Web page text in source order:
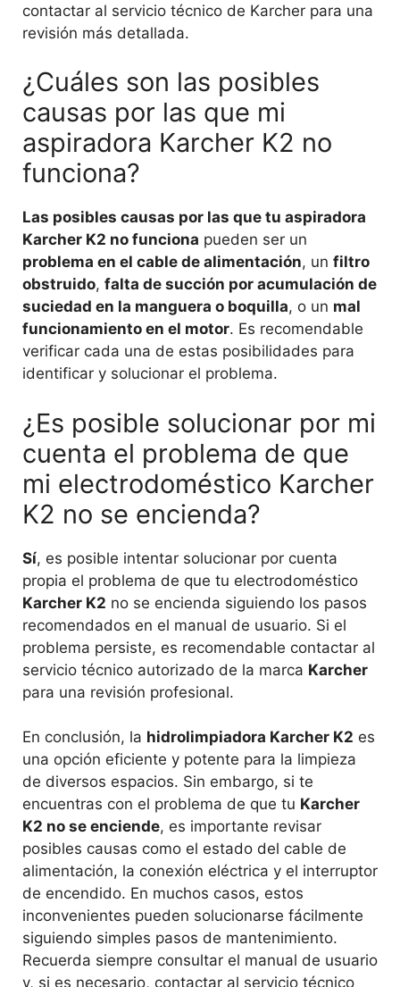
contactar al servicio técnico de Karcher para una
revisión más detallada.
¿Cuáles son las posibles
causas por las que mi
aspiradora Karcher K2 no
funciona?
Las posibles causas por las que tu aspiradora
Karcher K2 no funciona pueden ser un
problema en el cable de alimentación, un filtro
obstruido, falta de succión por acumulación de
suciedad en la manguera o boquilla, o un mal
funcionamiento en el motor. Es recomendable
verificar cada una de estas posibilidades para
identificar y solucionar el problema.
¿Es posible solucionar por mi
cuenta el problema de que
mi electrodoméstico Karcher
K2 no se encienda?
Sí, es posible intentar solucionar por cuenta
propia el problema de que tu electrodoméstico
Karcher K2 no se encienda siguiendo los pasos
recomendados en el manual de usuario. Si el
problema persiste, es recomendable contactar al
servicio técnico autorizado de la marca Karcher
para una revisión profesional.
En conclusión, la hidrolimpiadora Karcher K2 es
una opción eficiente y potente para la limpieza
de diversos espacios. Sin embargo, si te
encuentras con el problema de que tu Karcher
K2 no se enciende, es importante revisar
posibles causas como el estado del cable de
alimentación, la conexión eléctrica y el interruptor
de encendido. En muchos casos, estos
inconvenientes pueden solucionarse fácilmente
siguiendo simples pasos de mantenimiento.
Recuerda siempre consultar el manual de usuario
y, si es necesario, contactar al servicio técnico